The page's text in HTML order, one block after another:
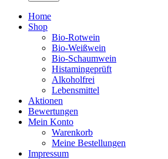
Home
Shop
Bio-Rotwein
Bio-Weißwein
Bio-Schaumwein
Histamingeprüft
Alkoholfrei
Lebensmittel
Aktionen
Bewertungen
Mein Konto
Warenkorb
Meine Bestellungen
Impressum